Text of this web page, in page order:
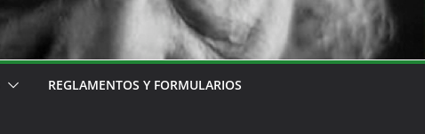
REGLAMENTOS Y FORMULARIOS